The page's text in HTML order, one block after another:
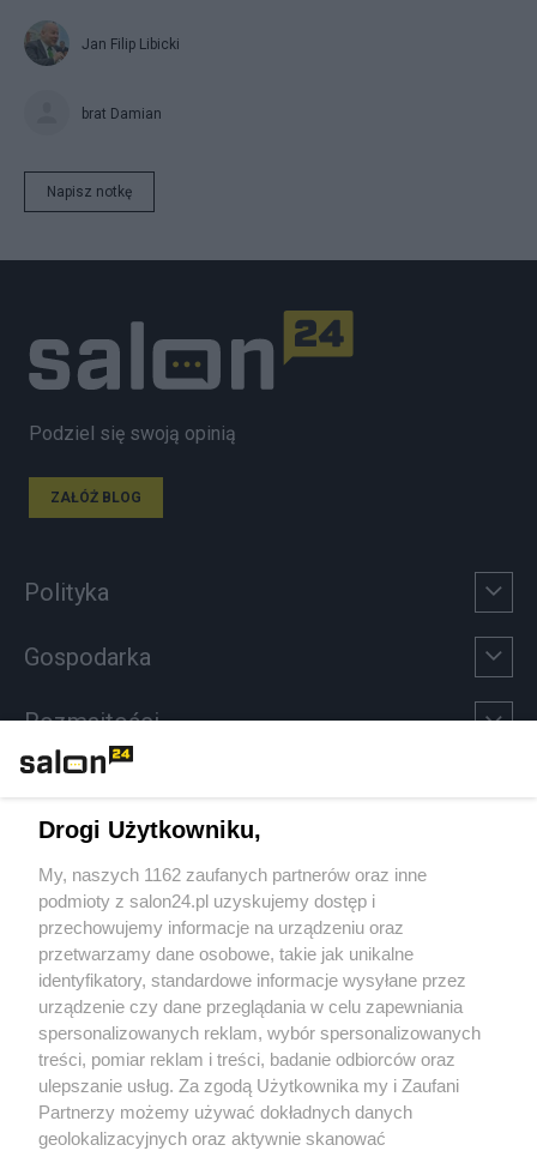
Jan Filip Libicki
brat Damian
Napisz notkę
Podziel się swoją opinią
ZAŁÓŻ BLOG
Polityka
Gospodarka
Rozmaitości
Sport
Społeczeństwo
Kultura
X Facebook Instagram Youtube
Drogi Użytkowniku,
My, naszych 1162 zaufanych partnerów oraz inne
podmioty z salon24.pl uzyskujemy dostęp i
przechowujemy informacje na urządzeniu oraz
przetwarzamy dane osobowe, takie jak unikalne
identyfikatory, standardowe informacje wysyłane przez
urządzenie czy dane przeglądania w celu zapewniania
spersonalizowanych reklam, wybór spersonalizowanych
treści, pomiar reklam i treści, badanie odbiorców oraz
ulepszanie usług. Za zgodą Użytkownika my i Zaufani
Partnerzy możemy używać dokładnych danych
geolokalizacyjnych oraz aktywnie skanować